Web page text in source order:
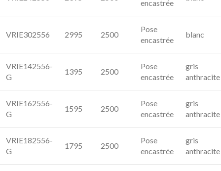
encastrée
VRIE302556 2995 2500
Pose
encastrée
blanc
VRIE142556-
G
1395 2500
Pose
encastrée
gris
anthracite
VRIE162556-
G
1595 2500
Pose
encastrée
gris
anthracite
VRIE182556-
G
1795 2500
Pose
encastrée
gris
anthracite